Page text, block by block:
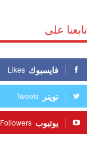
تابعنا على
فايسبوك Likes
تويتر Tweets
يوتيوب Followers